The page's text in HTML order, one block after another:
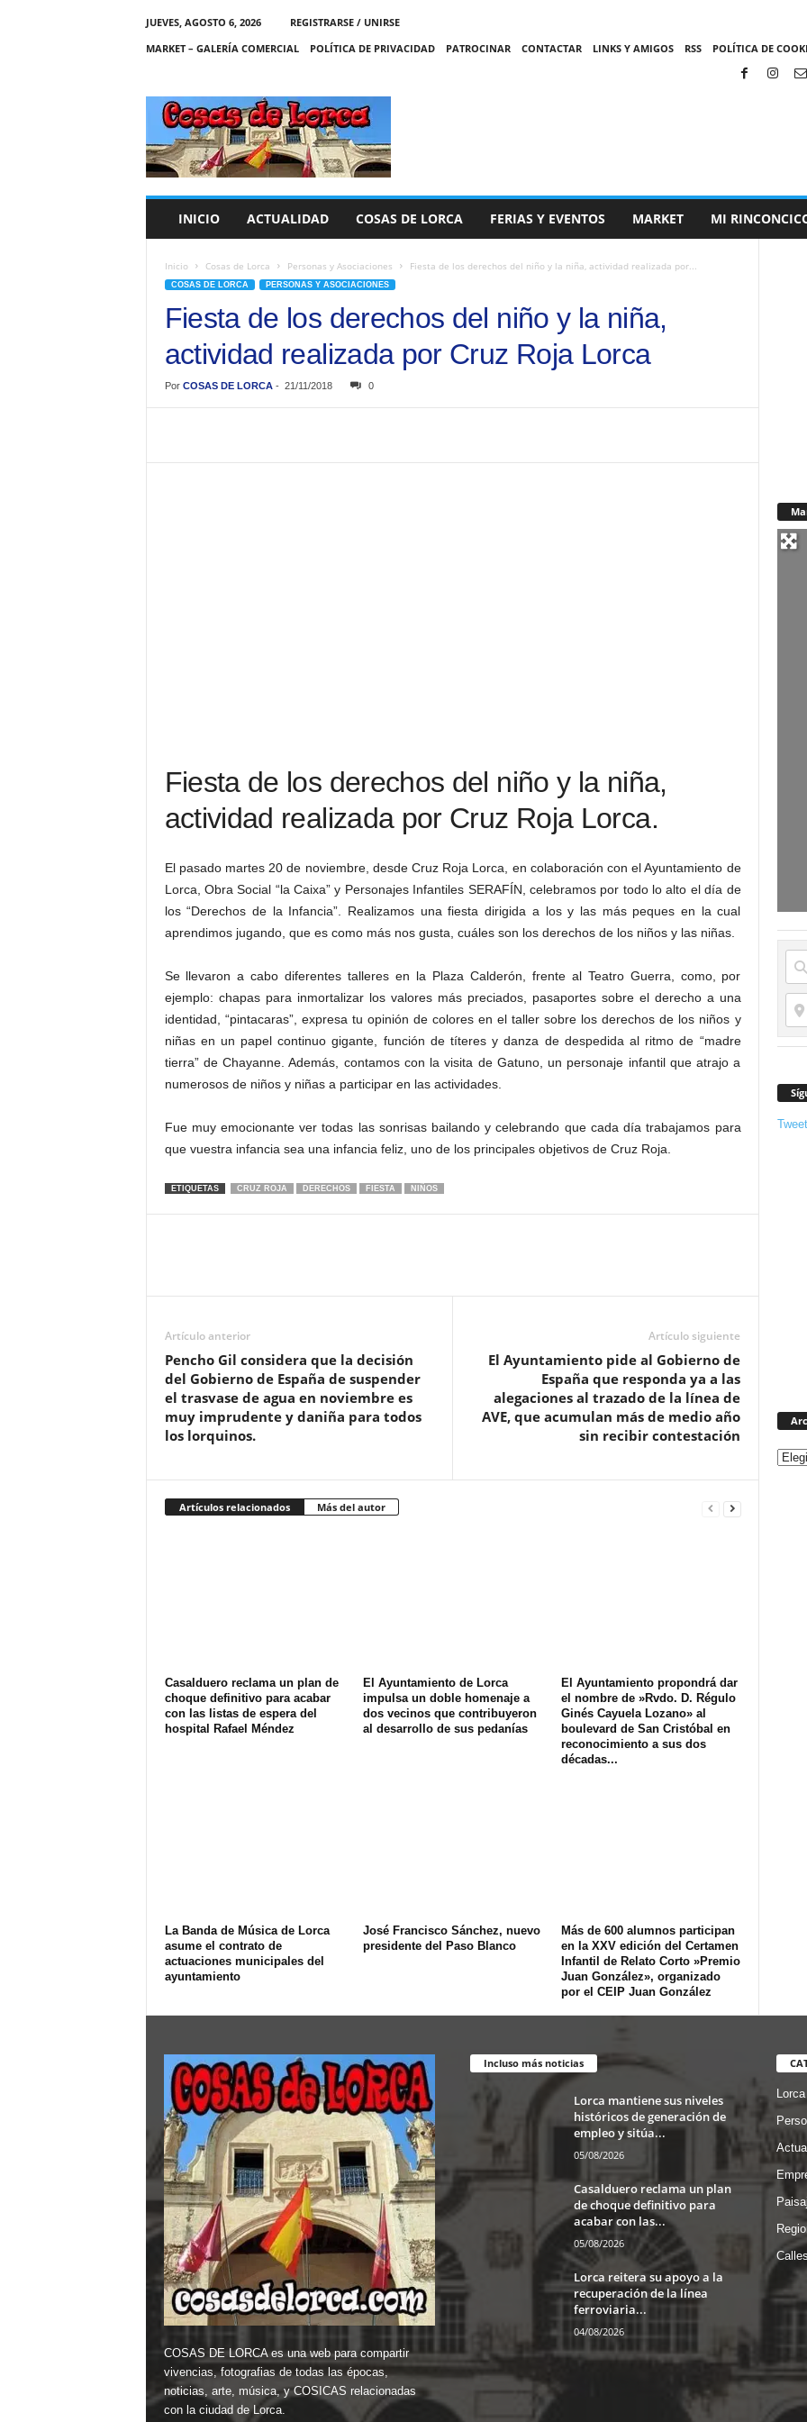
JUEVES, AGOSTO 6, 2026
REGISTRARSE / UNIRSE
MARKET – GALERÍA COMERCIAL
POLÍTICA DE PRIVACIDAD PATROCINAR CONTACTAR LINKS Y AMIGOS RSS POLÍTICA DE
C
A
S
INICIO ACTUALIDAD COSAS DE LORCA FERIAS Y EVENTOS MARKET MI
Inicio Cosas de Lorca Personas y Asociaciones Fiesta de los derechos del niño y la niña, actividad realizada por...
COSAS DE LORCA PERSONAS Y ASOCIACIONES
Fiesta de los derechos del niño y la niña,
actividad realizada por Cruz Roja Lorca
Por COSAS DE LORCA- 21/11/2018 0
Fiesta de los derechos del niño y la niña,
actividad realizada por Cruz Roja Lorca.
El pasado martes 20 de noviembre, desde Cruz Roja Lorca, en colaboración con el Ayuntamiento de
Lorca, Obra Social “la Caixa” y Personajes Infantiles SERAFÍN, celebramos por todo lo alto el día de
los “Derechos de la Infancia”. Realizamos una fiesta dirigida a los y las más peques en la cual
aprendimos jugando, que es como más nos gusta, cuáles son los derechos de los niños y las niñas.
Se llevaron a cabo diferentes talleres en la Plaza Calderón, frente al Teatro Guerra, como, por
ejemplo: chapas para inmortalizar los valores más preciados, pasaportes sobre el derecho a una
identidad, “pintacaras”, expresa tu opinión de colores en el taller sobre los derechos de los niños y
niñas en un papel continuo gigante, función de títeres y danza de despedida al ritmo de “madre
tierra” de Chayanne. Además, contamos con la visita de Gatuno, un personaje infantil que atrajo a
numerosos de niños y niñas a participar en las actividades.
Fue muy emocionante ver todas las sonrisas bailando y celebrando que cada día trabajamos para
que vuestra infancia sea una infancia feliz, uno de los principales objetivos de Cruz Roja.
ETIQUETAS CRUZ ROJA DERECHOS FIESTA NIÑOS
Artículo anterior
Pencho Gil considera que la decisión
del Gobierno de España de suspender
el trasvase de agua en noviembre es
muy imprudente y daniña para todos
los lorquinos.
Artículo siguiente
El Ayuntamiento pide al Gobierno de
España que responda ya a las
alegaciones al trazado de la línea de
AVE, que acumulan más de medio año
sin recibir contestación
Artículos relacionados Más del autor
Casalduero reclama un plan de
choque definitivo para acabar
con las listas de espera del
hospital Rafael Méndez
El Ayuntamiento de Lorca
impulsa un doble homenaje a
dos vecinos que contribuyeron
al desarrollo de sus pedanías
El Ayuntamiento propondrá dar
el nombre de »Rvdo. D. Régulo
Ginés Cayuela Lozano» al
boulevard de San Cristóbal en
reconocimiento a sus dos
décadas...
La Banda de Música de Lorca
asume el contrato de
actuaciones municipales del
ayuntamiento
José Francisco Sánchez, nuevo
presidente del Paso Blanco
Más de 600 alumnos participan
en la XXV edición del Certamen
Infantil de Relato Corto »Premio
Juan González», organizado
por el CEIP Juan González
COSAS DE LORCA es una web para compartir
vivencias, fotografias de todas las épocas,
noticias, arte, música, y COSICAS relacionadas
con la ciudad de Lorca.
Incluso más noticias
Lorca mantiene sus niveles
históricos de generación de
empleo y sitúa...
05/08/2026
Casalduero reclama un plan
de choque definitivo para
acabar con las...
05/08/2026
Lorca reitera su apoyo a la
recuperación de la línea
ferroviaria...
04/08/2026
Lorca